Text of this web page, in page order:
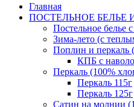
Главная
ПОСТЕЛЬНОE БЕЛЬE
Постельное белье
Зима-лето (с
Поплин и перкаль
КПБ с
Перкаль (100%
Перкаль 115г
Перкаль 125г
Сатин на молнии